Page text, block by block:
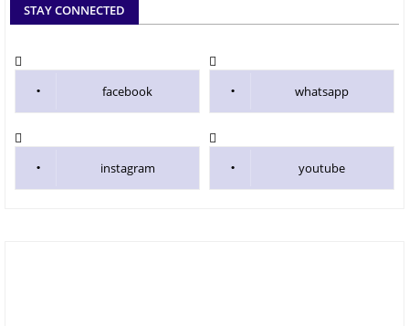
STAY CONNECTED
facebook whatsapp
instagram youtube